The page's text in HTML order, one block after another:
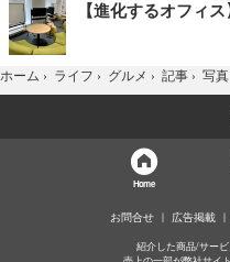
【進化するオフィス
ホーム › ライフ › グルメ › 記事 › 写
Home
お問合せ 広告掲載
紹介した商品/サービ